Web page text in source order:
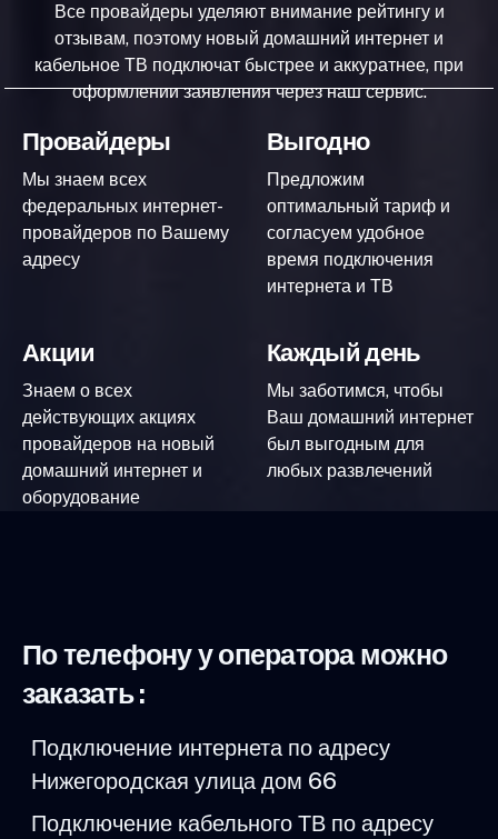
Все провайдеры уделяют внимание рейтингу и
отзывам, поэтому новый домашний интернет и
кабельное ТВ подключат быстрее и аккуратнее, при
оформлении заявления через наш сервис.
Провайдеры
Мы знаем всех
федеральных интернет-
провайдеров по Вашему
адресу
Выгодно
Предложим
оптимальный тариф и
согласуем удобное
время подключения
интернета и ТВ
Акции
Знаем о всех
действующих акциях
провайдеров на новый
домашний интернет и
оборудование
Каждый день
Мы заботимся, чтобы
Ваш домашний интернет
был выгодным для
любых развлечений
По телефону у оператора можно
заказать :
Подключение интернета по адресу
Нижегородская улица дом 66
Подключение кабельного ТВ по адресу